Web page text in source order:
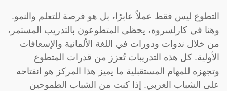
التطوع ليس فقط عملاً عابرًا، بل هو فرصة للتعلم والنمو.
وهنا في كارلسروه، يحظى المتطوعون بالتدريب المستمر،
من خلال ندوات ودورات في اللغة الألمانية والإسعافات
الأولية. كل هذه التدريبات تُعزز من قدرات المتطوع
وتجهزه للمهام المستقبلية ما يميز هذا المركز هو انفتاحه
على الشباب العربي. إذا كنت من الشباب الطموحين